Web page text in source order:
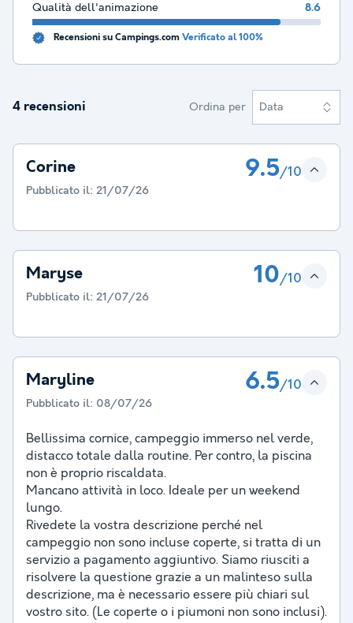
Qualità dell'animazione 8.6
Recensioni su Campings.com Verificato al 100%
4 recensioni Ordina per Data
Corine 9.5/10
Pubblicato il: 21/07/26
Maryse 10/10
Pubblicato il: 21/07/26
Maryline 6.5/10
Pubblicato il: 08/07/26
Bellissima cornice, campeggio immerso nel verde,
distacco totale dalla routine. Per contro, la piscina
non è proprio riscaldata.
Mancano attività in loco. Ideale per un weekend
lungo.
Rivedete la vostra descrizione perché nel
campeggio non sono incluse coperte, si tratta di un
servizio a pagamento aggiuntivo. Siamo riusciti a
risolvere la questione grazie a un malinteso sulla
descrizione, ma è necessario essere più chiari sul
vostro sito. (Le coperte o i piumoni non sono inclusi).